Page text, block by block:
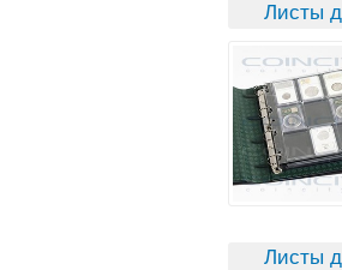
Листы
Листы